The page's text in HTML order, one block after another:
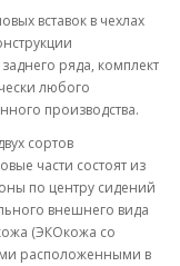
вставок в чехлах
ряда, комплект
любого
производства.
сортов
части состоят из
по центру сидений
внешнего вида
(ЭКОкожа со
расположенными в